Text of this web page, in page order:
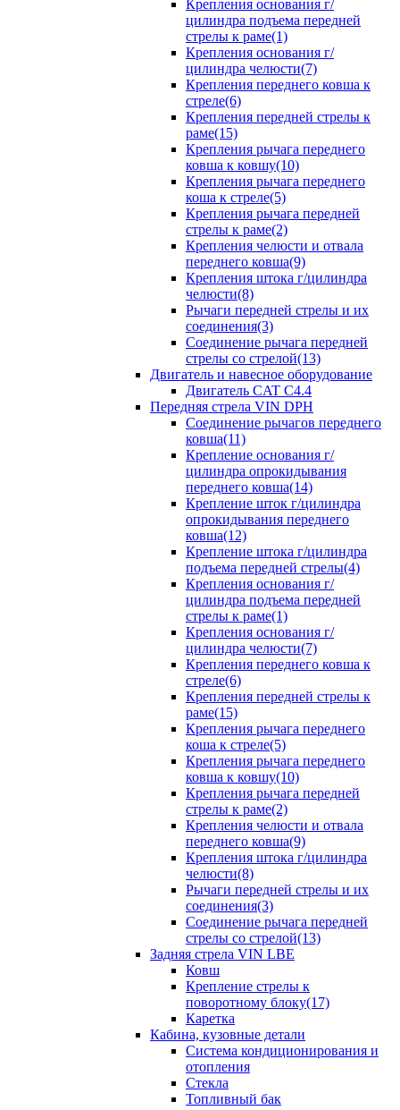
Крепления основания г/
цилиндра подъема передней
стрелы к раме(1)
Крепления основания г/
цилиндра челюсти(7)
Крепления переднего ковша к
стреле(6)
Крепления передней стрелы к
раме(15)
Крепления рычага переднего
ковша к ковшу(10)
Крепления рычага переднего
коша к стреле(5)
Крепления рычага передней
стрелы к раме(2)
Крепления челюсти и отвала
переднего ковша(9)
Крепления штока г/цилиндра
челюсти(8)
Рычаги передней стрелы и их
соединения(3)
Соединение рычага передней
стрелы со стрелой(13)
Двигатель и навесное оборудование
Двигатель CAT C4.4
Передняя стрела VIN DPH
Cоединение рычагов переднего
ковша(11)
Крепление основания г/
цилиндра опрокидывания
переднего ковша(14)
Крепление шток г/цилиндра
опрокидывания переднего
ковша(12)
Крепление штока г/цилиндра
подъема передней стрелы(4)
Крепления основания г/
цилиндра подъема передней
стрелы к раме(1)
Крепления основания г/
цилиндра челюсти(7)
Крепления переднего ковша к
стреле(6)
Крепления передней стрелы к
раме(15)
Крепления рычага переднего
коша к стреле(5)
Крепления рычага переднего
ковша к ковшу(10)
Крепления рычага передней
стрелы к раме(2)
Крепления челюсти и отвала
переднего ковша(9)
Крепления штока г/цилиндра
челюсти(8)
Рычаги передней стрелы и их
соединения(3)
Соединение рычага передней
стрелы со стрелой(13)
Задняя стрела VIN LBE
Ковш
Крепление стрелы к
поворотному блоку(17)
Каретка
Кабина, кузовные детали
Система кондиционирования и
отопления
Стекла
Топливный бак